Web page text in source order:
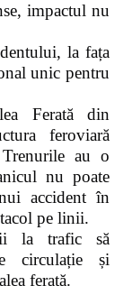
impactul nu
la fața
unic pentru
Ferată din
feroviară
au o
nu poate
accident în
pe linii.
la trafic să
circulație și
ferată.